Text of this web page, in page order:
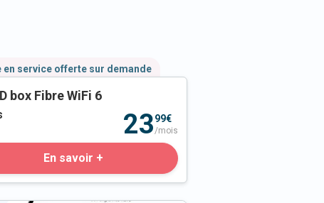
en service offerte sur demande
box Fibre WiFi 6
2399€
/mois
En savoir +